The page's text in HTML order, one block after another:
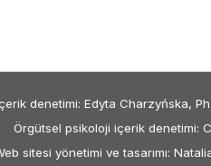
denetimi: Edyta Charzyńska,
Örgütsel psikoloji içerik denetimi:
sitesi yönetimi ve tasarımı: